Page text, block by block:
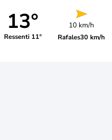
13°
Ressenti 11°
10 km/h
Rafales30 km/h